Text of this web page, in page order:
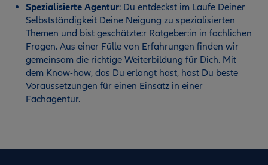
Spezialisierte Agentur: Du entdeckst im Laufe Deiner
Selbstständigkeit Deine Neigung zu spezialisierten
Themen und bist geschätzte:r Ratgeber:in in fachlichen
Fragen. Aus einer Fülle von Erfahrungen finden wir
gemeinsam die richtige Weiterbildung für Dich. Mit
dem Know-how, das Du erlangt hast, hast Du beste
Voraussetzungen für einen Einsatz in einer
Fachagentur.